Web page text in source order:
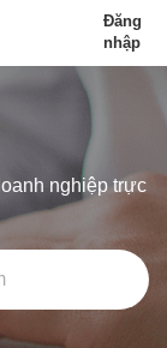
Đăng
nhập
nghiệp trực